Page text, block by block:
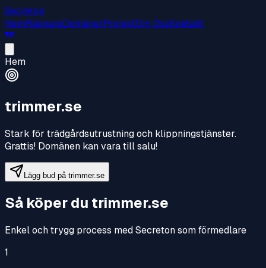
Secreton
HemRäknareDomänerProjektOm OssKontakt
Hem
trimmer.se
Stark för trädgårdsutrustning och klippningstjänster.
Grattis! Domänen kan vara till salu!
Lägg bud på trimmer.se
Så köper du trimmer.se
Enkel och trygg process med Secreton som förmedlare
1